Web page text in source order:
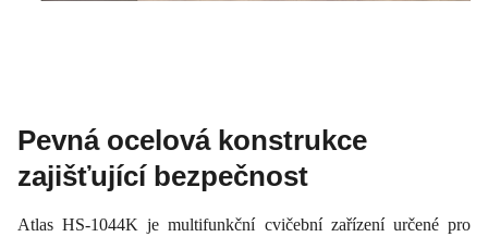
Pevná ocelová konstrukce
zajišťující bezpečnost
Atlas HS-1044K je multifunkční cvičební zařízení určené pro